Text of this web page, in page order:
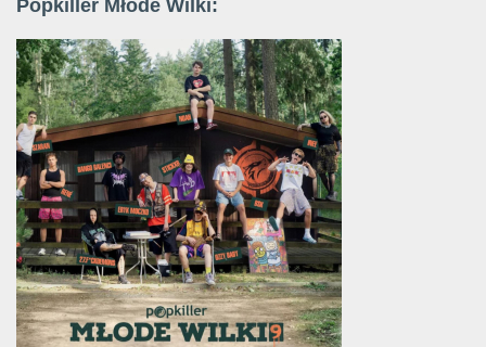
Popkiller Młode Wilki: